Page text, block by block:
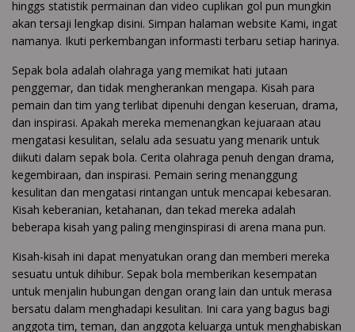
hinggs statistik permainan dan video cuplikan gol pun mungkin
akan tersaji lengkap disini. Simpan halaman website Kami, ingat
namanya. Ikuti perkembangan informasti terbaru setiap harinya.
Sepak bola adalah olahraga yang memikat hati jutaan
penggemar, dan tidak mengherankan mengapa. Kisah para
pemain dan tim yang terlibat dipenuhi dengan keseruan, drama,
dan inspirasi. Apakah mereka memenangkan kejuaraan atau
mengatasi kesulitan, selalu ada sesuatu yang menarik untuk
diikuti dalam sepak bola. Cerita olahraga penuh dengan drama,
kegembiraan, dan inspirasi. Pemain sering menanggung
kesulitan dan mengatasi rintangan untuk mencapai kebesaran.
Kisah keberanian, ketahanan, dan tekad mereka adalah
beberapa kisah yang paling menginspirasi di arena mana pun.
Kisah-kisah ini dapat menyatukan orang dan memberi mereka
sesuatu untuk dihibur. Sepak bola memberikan kesempatan
untuk menjalin hubungan dengan orang lain dan untuk merasa
bersatu dalam menghadapi kesulitan. Ini cara yang bagus bagi
anggota tim, teman, dan anggota keluarga untuk menghabiskan